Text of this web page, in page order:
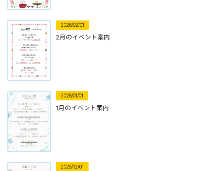
2026/02/01
2月のイベント案内
2026/01/01
1月のイベント案内
2025/12/01